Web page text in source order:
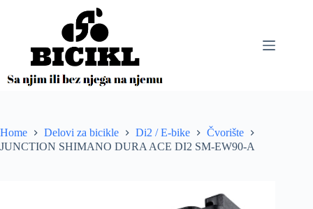
Home Delovi za bicikle Di2 / E-bike
Čvorište
JUNCTION SHIMANO DURA ACE DI2 SM-EW90-A